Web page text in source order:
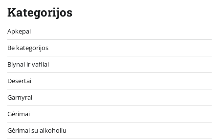
Kategorijos
Apkepai
Be kategorijos
Blynai ir vafliai
Desertai
Garnyrai
Gėrimai
Gėrimai su alkoholiu